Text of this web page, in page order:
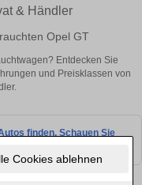
Cookies ablehnen
& Händler
Opel GT
Entdecken Sie
und Preisklassen von
finden. Schauen Sie